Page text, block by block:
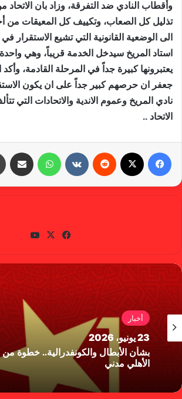
وأقطاب النادي ضد التفرقة، وزاد بان
تذليل كل الصعاب، وتكييف كل المعيقات من
الى الوضعية القانونية التي تشيع الاستقرار في
استاد المريخ سيدخل الخدمة قريباً، وهي
يعتبرونها كبيرة جداً في المرحلة القادمة،
جعفر ان حرصهم كبير جداً على ان يكون
نادي المريخ وعموم الاندية والاتحادات التي
الاتحاد ..
واتساب
في
وك
X
أخبار
23 يونيو، 2026
بشأن الأبطال والكونفدرالية.. خطوة من
الأهلي مدني